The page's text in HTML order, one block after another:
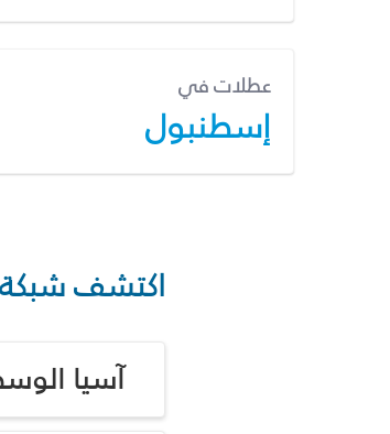
عطلات في
إسطنبول
اكتشف شبكة
آسيا